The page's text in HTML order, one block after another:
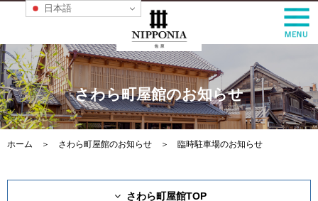
さわら町屋館のお知らせ
ホーム ＞ さわら町屋館のお知らせ ＞ 臨時駐車場のお知らせ
さわら町屋館TOP
日本語